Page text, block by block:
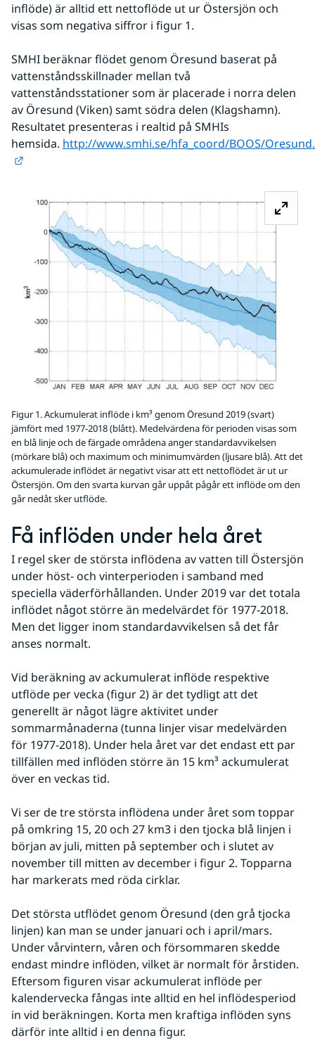
inflöde) är alltid ett nettoflöde ut ur Östersjön och
visas som negativa siffror i figur 1.
SMHI beräknar flödet genom Öresund baserat på
vattenståndsskillnader mellan två
vattenståndsstationer som är placerade i norra delen
av Öresund (Viken) samt södra delen (Klagshamn).
Resultatet presenteras i realtid på SMHIs
hemsida. http://www.smhi.se/hfa_coord/BOOS/
Figur 1. Ackumulerat inflöde i km³ genom Öresund 2019 (svart)
jämfört med 1977-2018 (blått). Medelvärdena för perioden visas som
en blå linje och de färgade områdena anger standardavvikelsen
(mörkare blå) och maximum och minimumvärden (ljusare blå). Att det
ackumulerade inflödet är negativt visar att ett nettoflödet är ut ur
Östersjön. Om den svarta kurvan går uppåt pågår ett inflöde om den
går nedåt sker utflöde.
Få inflöden under hela året
I regel sker de största inflödena av vatten till Östersjön
under höst- och vinterperioden i samband med
speciella väderförhållanden. Under 2019 var det totala
inflödet något större än medelvärdet för 1977-2018.
Men det ligger inom standardavvikelsen så det får
anses normalt.
Vid beräkning av ackumulerat inflöde respektive
utflöde per vecka (figur 2) är det tydligt att det
generellt är något lägre aktivitet under
sommarmånaderna (tunna linjer visar medelvärden
för 1977-2018). Under hela året var det endast ett par
tillfällen med inflöden större än 15 km³ ackumulerat
över en veckas tid.
Vi ser de tre största inflödena under året som toppar
på omkring 15, 20 och 27 km3 i den tjocka blå linjen i
början av juli, mitten på september och i slutet av
november till mitten av december i figur 2. Topparna
har markerats med röda cirklar.
Det största utflödet genom Öresund (den grå tjocka
linjen) kan man se under januari och i april/mars.
Under vårvintern, våren och försommaren skedde
endast mindre inflöden, vilket är normalt för årstiden.
Eftersom figuren visar ackumulerat inflöde per
kalendervecka fångas inte alltid en hel inflödesperiod
in vid beräkningen. Korta men kraftiga inflöden syns
därför inte alltid i en denna figur.